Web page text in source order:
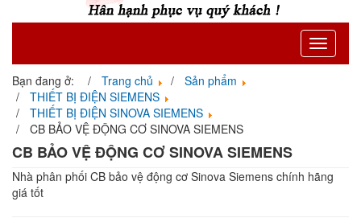
Toggle
Bạn đang ở: Trang chủ
Sản phẩm
THIẾT BỊ ĐIỆN SIEMENS
THIẾT BỊ ĐIỆN SINOVA SIEMENS
CB BẢO VỆ ĐỘNG CƠ SINOVA SIEMENS
CB BẢO VỆ ĐỘNG CƠ SINOVA SIEMENS
Nhà phân phối CB bảo vệ động cơ Sinova Siemens chính hãng
giá tốt